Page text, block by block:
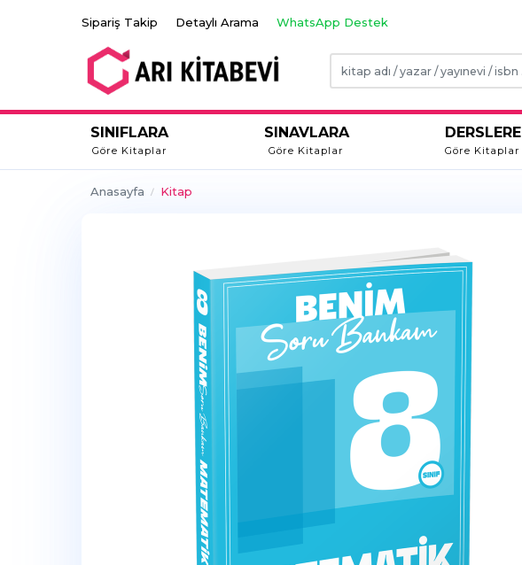
Sipariş Takip Detaylı Arama WhatsApp Destek
SINIFLARA
Göre Kitaplar
SINAVLARA
Göre Kitaplar
DERSLERE
Göre Kitaplar
Anasayfa Kitap